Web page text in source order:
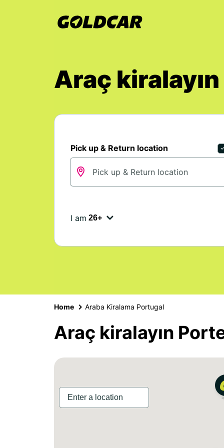
Araç
Pick up & Return location
I am
Home Araba Kiralama Portugal
Araç kiralayın